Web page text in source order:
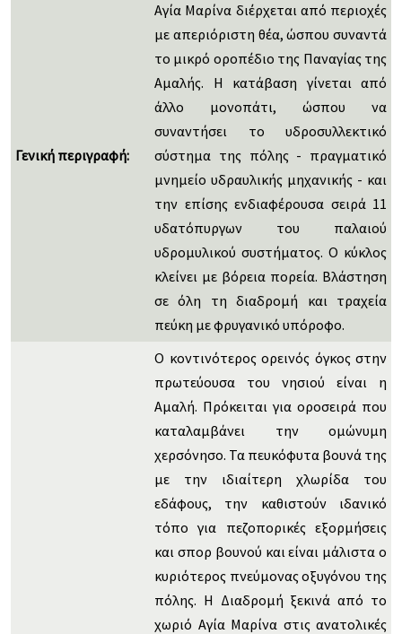
Γενική περιγραφή:
Αγία Μαρίνα διέρχεται από περιοχές
με απεριόριστη θέα, ώσπου συναντά
το μικρό οροπέδιο της Παναγίας της
Αμαλής. Η κατάβαση γίνεται από
άλλο μονοπάτι, ώσπου να
συναντήσει το υδροσυλλεκτικό
σύστημα της πόλης - πραγματικό
μνημείο υδραυλικής μηχανικής - και
την επίσης ενδιαφέρουσα σειρά 11
υδατόπυργων του παλαιού
υδρομυλικού συστήματος. Ο κύκλος
κλείνει με βόρεια πορεία. Βλάστηση
σε όλη τη διαδρομή και τραχεία
πεύκη με φρυγανικό υπόροφο.
Ο κοντινότερος ορεινός όγκος στην
πρωτεύουσα του νησιού είναι η
Αμαλή. Πρόκειται για οροσειρά που
καταλαμβάνει την ομώνυμη
χερσόνησο. Τα πευκόφυτα βουνά της
με την ιδιαίτερη χλωρίδα του
εδάφους, την καθιστούν ιδανικό
τόπο για πεζοπορικές εξορμήσεις
και σπορ βουνού και είναι μάλιστα ο
κυριότερος πνεύμονας οξυγόνου της
πόλης. Η Διαδρομή ξεκινά από το
χωριό Αγία Μαρίνα στις ανατολικές